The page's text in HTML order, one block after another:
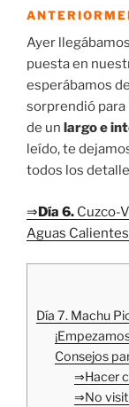
Ayer
puesta en
esperábamos
sorprendió para
de un largo e
leído, te
todos los
⇒Día 6. Cuzco-
Aguas Calientes
Día 7. Machu
Consejos
⇒Hacer
⇒No